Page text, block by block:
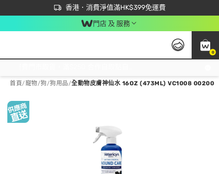
香港．消費淨值滿HK$399免運費
立即成為易賞錢會員盡享獨家優惠
首次APP下單買滿$450 輸入 NEWAPP 即減$50
門店 及 服務
0
首頁/寵物/狗/狗用品/全動物皮膚神仙水 16OZ (473ML) VC1008 00200